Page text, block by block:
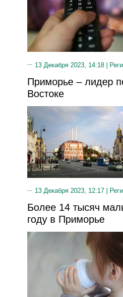
13 Декабря 2023, 14:18 |
Приморье – лидер
Востоке
13 Декабря 2023, 12:17 |
Более 14 тысяч
году в Приморье